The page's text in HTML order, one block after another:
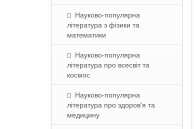
Науково-популярна
література з фізики та
математики
Науково-популярна
література про всесвіт та
космос
Науково-популярна
література про здоров'я та
медицину